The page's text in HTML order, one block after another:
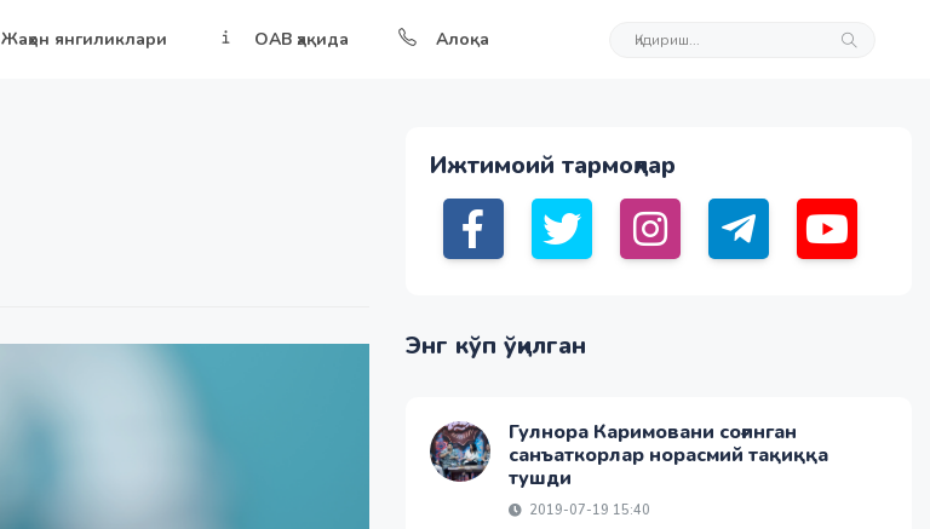
Жаҳон янгиликлари ОАВ ҳақида Алоқа
Ижтимоий тармоқлар
Энг кўп ўқилган
Гулнора Каримовани соғинган
санъаткорлар норасмий тақиққа
тушди
2019-07-19 15:40